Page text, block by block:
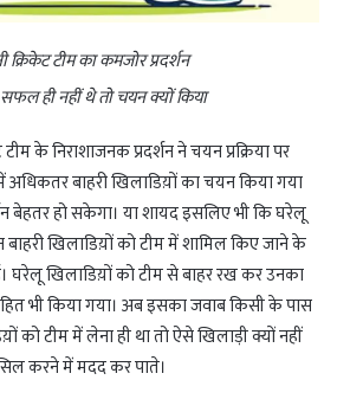
क्रिकेट टीम का कमजोर प्रदर्शन
ही नहीं थे तो चयन क्यों किया
के निराशाजनक प्रदर्शन ने चयन प्रक्रिया पर
बाहरी खिलाडिय़ों का चयन किया गया
बेहतर हो सकेगा। या शायद इसलिए भी कि घरेलू
खिलाडिय़ों को टीम में शामिल किए जाने के
घरेलू खिलाडिय़ों को टीम से बाहर रख कर उनका
भी किया गया। अब इसका जवाब किसी के पास
को टीम में लेना ही था तो ऐसे खिलाड़ी क्यों नहीं
करने में मदद कर पाते।